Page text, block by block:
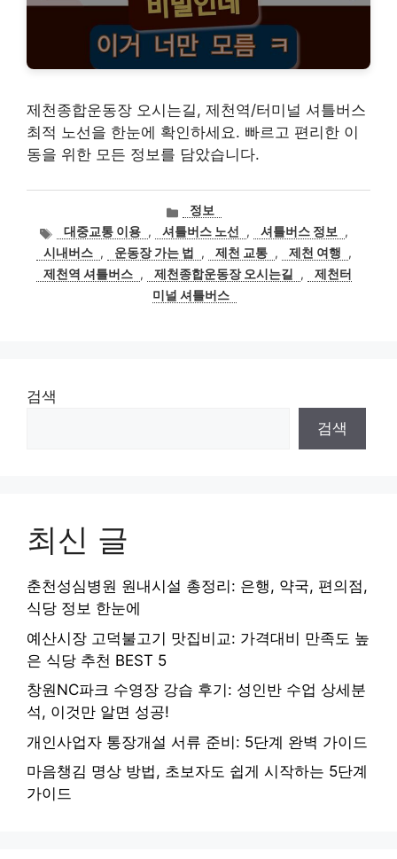
제천종합운동장 오시는길, 제천역/터미널 셔틀버스
최적 노선을 한눈에 확인하세요. 빠르고 편리한 이
동을 위한 모든 정보를 담았습니다.
카
테
고
리
정보
태
그
대중교통 이용 , 셔틀버스 노선 , 셔틀버스 정보
,
시내버스 , 운동장 가는 법 , 제천 교통 , 제천 여행
,
제천역 셔틀버스 , 제천종합운동장 오시는길 ,
제천터
미널 셔틀버스
검색
검색
최신 글
춘천성심병원 원내시설 총정리: 은행, 약국, 편의점,
식당 정보 한눈에
예산시장 고덕불고기 맛집비교: 가격대비 만족도 높
은 식당 추천 BEST 5
창원NC파크 수영장 강습 후기: 성인반 수업 상세분
석, 이것만 알면 성공!
개인사업자 통장개설 서류 준비: 5단계 완벽 가이드
마음챙김 명상 방법, 초보자도 쉽게 시작하는 5단계
가이드